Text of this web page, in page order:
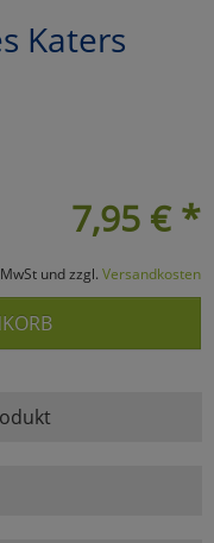
Katers
7,95 € *
und zzgl. Versandkosten